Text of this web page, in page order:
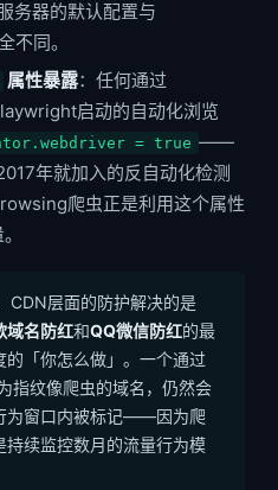
务器的默认配置与
不同。
属性暴露：任何通过
启动的自动化浏览
= true ——
年就加入的反自动化检测
爬虫正是利用这个属性
CDN层面的防护解决的是
域名防红和QQ微信防红的最
「你怎么做」。一个通过
指纹像爬虫的域名，仍然会
为窗口内被标记——因为爬
续监控数月的流量行为模